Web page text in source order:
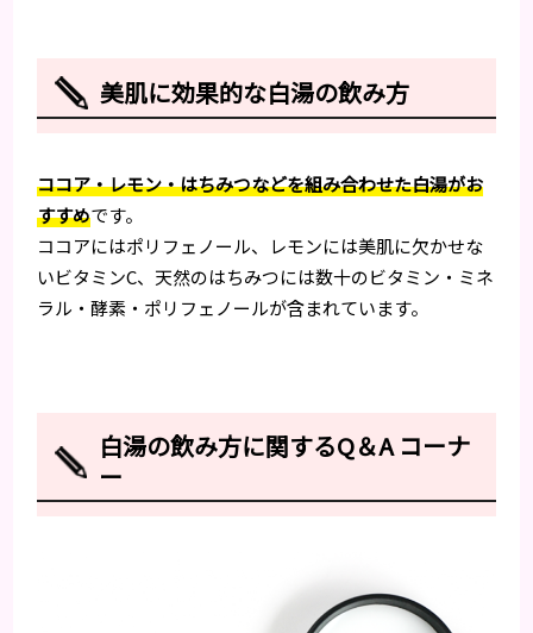
美肌に効果的な白湯の飲み方
ココア・レモン・はちみつなどを組み合わせた白湯がお
すすめです。
ココアにはポリフェノール、レモンには美肌に欠かせな
いビタミンC、天然のはちみつには数十のビタミン・ミネ
ラル・酵素・ポリフェノールが含まれています。
白湯の飲み方に関するQ＆A コーナ
ー